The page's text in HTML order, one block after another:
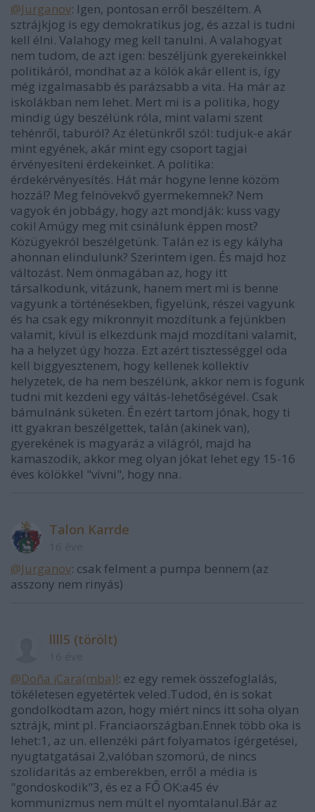
@Jurganov: Igen, pontosan erről beszéltem. A
sztrájkjog is egy demokratikus jog, és azzal is tudni
kell élni. Valahogy meg kell tanulni. A valahogyat
nem tudom, de azt igen: beszéljünk gyerekeinkkel
politikáról, mondhat az a kölök akár ellent is, így
még izgalmasabb és parázsabb a vita. Ha már az
iskolákban nem lehet. Mert mi is a politika, hogy
mindig úgy beszélünk róla, mint valami szent
tehénről, taburól? Az életünkről szól: tudjuk-e akár
mint egyének, akár mint egy csoport tagjai
érvényesíteni érdekeinket. A politika:
érdekérvényesítés. Hát már hogyne lenne közöm
hozzá!? Meg felnövekvő gyermekemnek? Nem
vagyok én jobbágy, hogy azt mondják: kuss vagy
coki! Amúgy meg mit csinálunk éppen most?
Közügyekról beszélgetünk. Talán ez is egy kályha
ahonnan elindulunk? Szerintem igen. És majd hoz
változást. Nem önmagában az, hogy itt
társalkodunk, vitázunk, hanem mert mi is benne
vagyunk a történésekben, figyelünk, részei vagyunk
és ha csak egy mikronnyit mozdítunk a fejünkben
valamit, kívül is elkezdünk majd mozdítani valamit,
ha a helyzet úgy hozza. Ezt azért tisztességgel oda
kell biggyesztenem, hogy kellenek kollektív
helyzetek, de ha nem beszélünk, akkor nem is fogunk
tudni mit kezdeni egy váltás-lehetőségével. Csak
bámulnánk süketen. Én ezért tartom jónak, hogy ti
itt gyakran beszélgettek, talán (akinek van),
gyerekének is magyaráz a világról, majd ha
kamaszodik, akkor meg olyan jókat lehet egy 15-16
éves kölökkel "vívni", hogy nna.
Talon Karrde
@Jurganov: csak felment a pumpa bennem (az
asszony nem rinyás)
llll5 (törölt)
@Doña ¡Cara(mba)!: ez egy remek összefoglalás,
tökéletesen egyetértek veled.Tudod, én is sokat
gondolkodtam azon, hogy miért nincs itt soha olyan
sztrájk, mint pl. Franciaországban.Ennek több oka is
lehet:1, az un. ellenzéki párt folyamatos ígérgetései,
nyugtatgatásai 2,valóban szomorú, de nincs
szolidaritás az emberekben, erről a média is
"gondoskodik"3, és ez a FŐ OK:a45 év
kommunizmus nem múlt el nyomtalanul.Bár az